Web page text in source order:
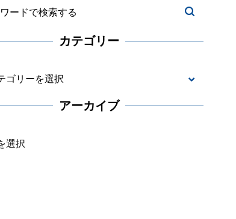
カテゴリー
アーカイブ